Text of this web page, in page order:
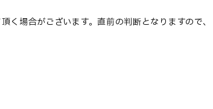
場合がございます。直前の判断となりますので、